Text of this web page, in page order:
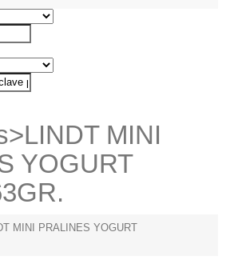
>LINDT MINI
YOGURT
MINI PRALINES YOGURT